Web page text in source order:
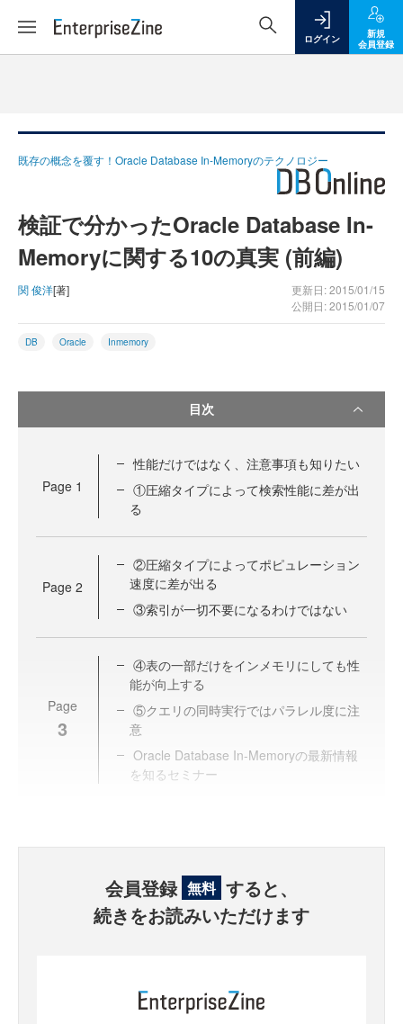
ログイン
新規
会員登録
既存の概念を覆す！Oracle Database In-Memoryのテクノロジー
検証で分かったOracle Database In-
Memoryに関する10の真実 (前編)
関 俊洋[著]
更新日: 2015/01/15
公開日: 2015/01/07
DB Oracle Inmemory
目次
Page 1
性能だけではなく、注意事項も知りたい
①圧縮タイプによって検索性能に差が出
る
Page 2
②圧縮タイプによってポピュレーション
速度に差が出る
③索引が一切不要になるわけではない
Page
3
④表の一部だけをインメモリにしても性
能が向上する
⑤クエリの同時実行ではパラレル度に注
意
Oracle Database In-Memoryの最新情報
を知るセミナー
会員登録 無料 すると、
続きをお読みいただけます